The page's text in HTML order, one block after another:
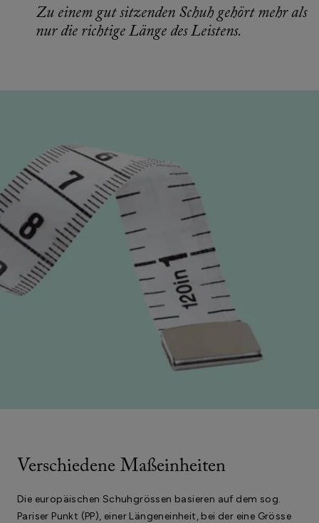
Zu einem gut sitzenden Schuh gehört mehr als
nur die richtige Länge des Leistens.
Verschiedene Maßeinheiten
Die europäischen Schuhgrössen basieren auf dem sog.
Pariser Punkt (PP), einer Längeneinheit, bei der eine Grösse